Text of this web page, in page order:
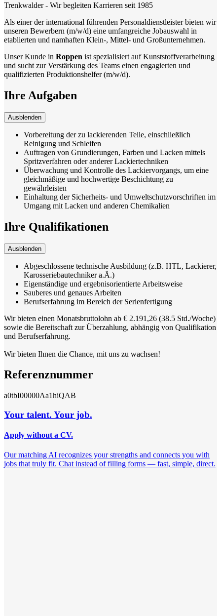
Trenkwalder - Wir begleiten Karrieren seit 1985
Als einer der international führenden Personaldienstleister bieten wir
unseren Bewerbern (m/w/d) eine umfangreiche Jobauswahl in
etablierten und namhaften Klein-, Mittel- und Großunternehmen.
Unser Kunde in Roppen ist spezialisiert auf Kunststoffverarbeitung
und sucht zur Verstärkung des Teams einen engagierten und
qualifizierten Produktionshelfer (m/w/d).
Ihre Aufgaben
Ausblenden
Vorbereitung der zu lackierenden Teile, einschließlich
Reinigung und Schleifen
Auftragen von Grundierungen, Farben und Lacken mittels
Spritzverfahren oder anderer Lackiertechniken
Überwachung und Kontrolle des Lackiervorgangs, um eine
gleichmäßige und hochwertige Beschichtung zu
gewährleisten
Einhaltung der Sicherheits- und Umweltschutzvorschriften im
Umgang mit Lacken und anderen Chemikalien
Ihre Qualifikationen
Ausblenden
Abgeschlossene technische Ausbildung (z.B. HTL, Lackierer,
Karosseriebautechniker a.Ä.)
Eigenständige und ergebnisorientierte Arbeitsweise
Sauberes und genaues Arbeiten
Berufserfahrung im Bereich der Serienfertigung
Wir bieten einen Monatsbruttolohn ab € 2.191,26 (38.5 Std./Woche)
sowie die Bereitschaft zur Überzahlung, abhängig von Qualifikation
und Berufserfahrung.
Wir bieten Ihnen die Chance, mit uns zu wachsen!
Referenznummer
a0tbI00000Aa1hiQAB
Your talent. Your job.
Apply without a CV.
Our matching AI recognizes your strengths and connects you with
jobs that truly fit. Chat instead of filling forms — fast, simple, direct.